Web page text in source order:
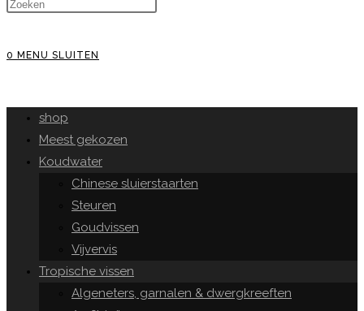
0 MENU SLUITEN
shop
Meest gekozen
Koudwater
Chinese sluierstaarten
Steuren
Goudvissen
Vijvervis
Tropische vissen
Algeneters, garnalen & dwergkreeften